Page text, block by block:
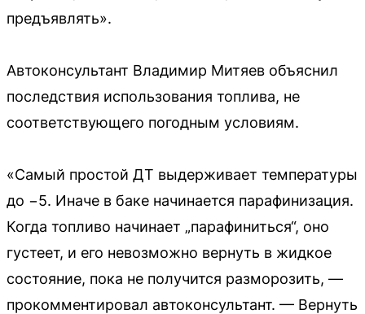
предъявлять».
Автоконсультант Владимир Митяев объяснил
последствия использования топлива, не
соответствующего погодным условиям.
«Самый простой ДТ выдерживает температуры
до −5. Иначе в баке начинается парафинизация.
Когда топливо начинает „парафиниться“, оно
густеет, и его невозможно вернуть в жидкое
состояние, пока не получится разморозить, —
прокомментировал автоконсультант. — Вернуть